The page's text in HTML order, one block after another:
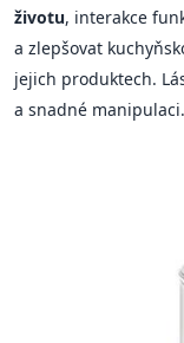
životu, interakce
a zlepšovat
jejich produktech.
a snadné manipulaci.